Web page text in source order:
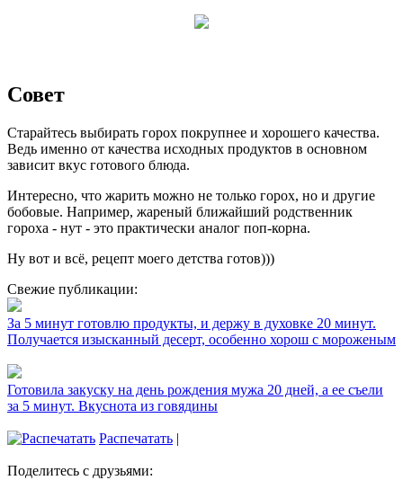
Совет
Старайтесь выбирать горох покрупнее и хорошего качества.
Ведь именно от качества исходных продуктов в основном
зависит вкус готового блюда.
Интересно, что жарить можно не только горох, но и другие
бобовые. Например, жареный ближайший родственник
гороха - нут - это практически аналог поп-корна.
Ну вот и всё, рецепт моего детства готов)))
Свежие публикации:
За 5 минут готовлю продукты, и держу в духовке 20 минут.
Получается изысканный десерт, особенно хорош с мороженым
Готовила закуску на день рождения мужа 20 дней, а ее съели
за 5 минут. Вкуснота из говядины
Распечатать |
Поделитесь с друзьями: